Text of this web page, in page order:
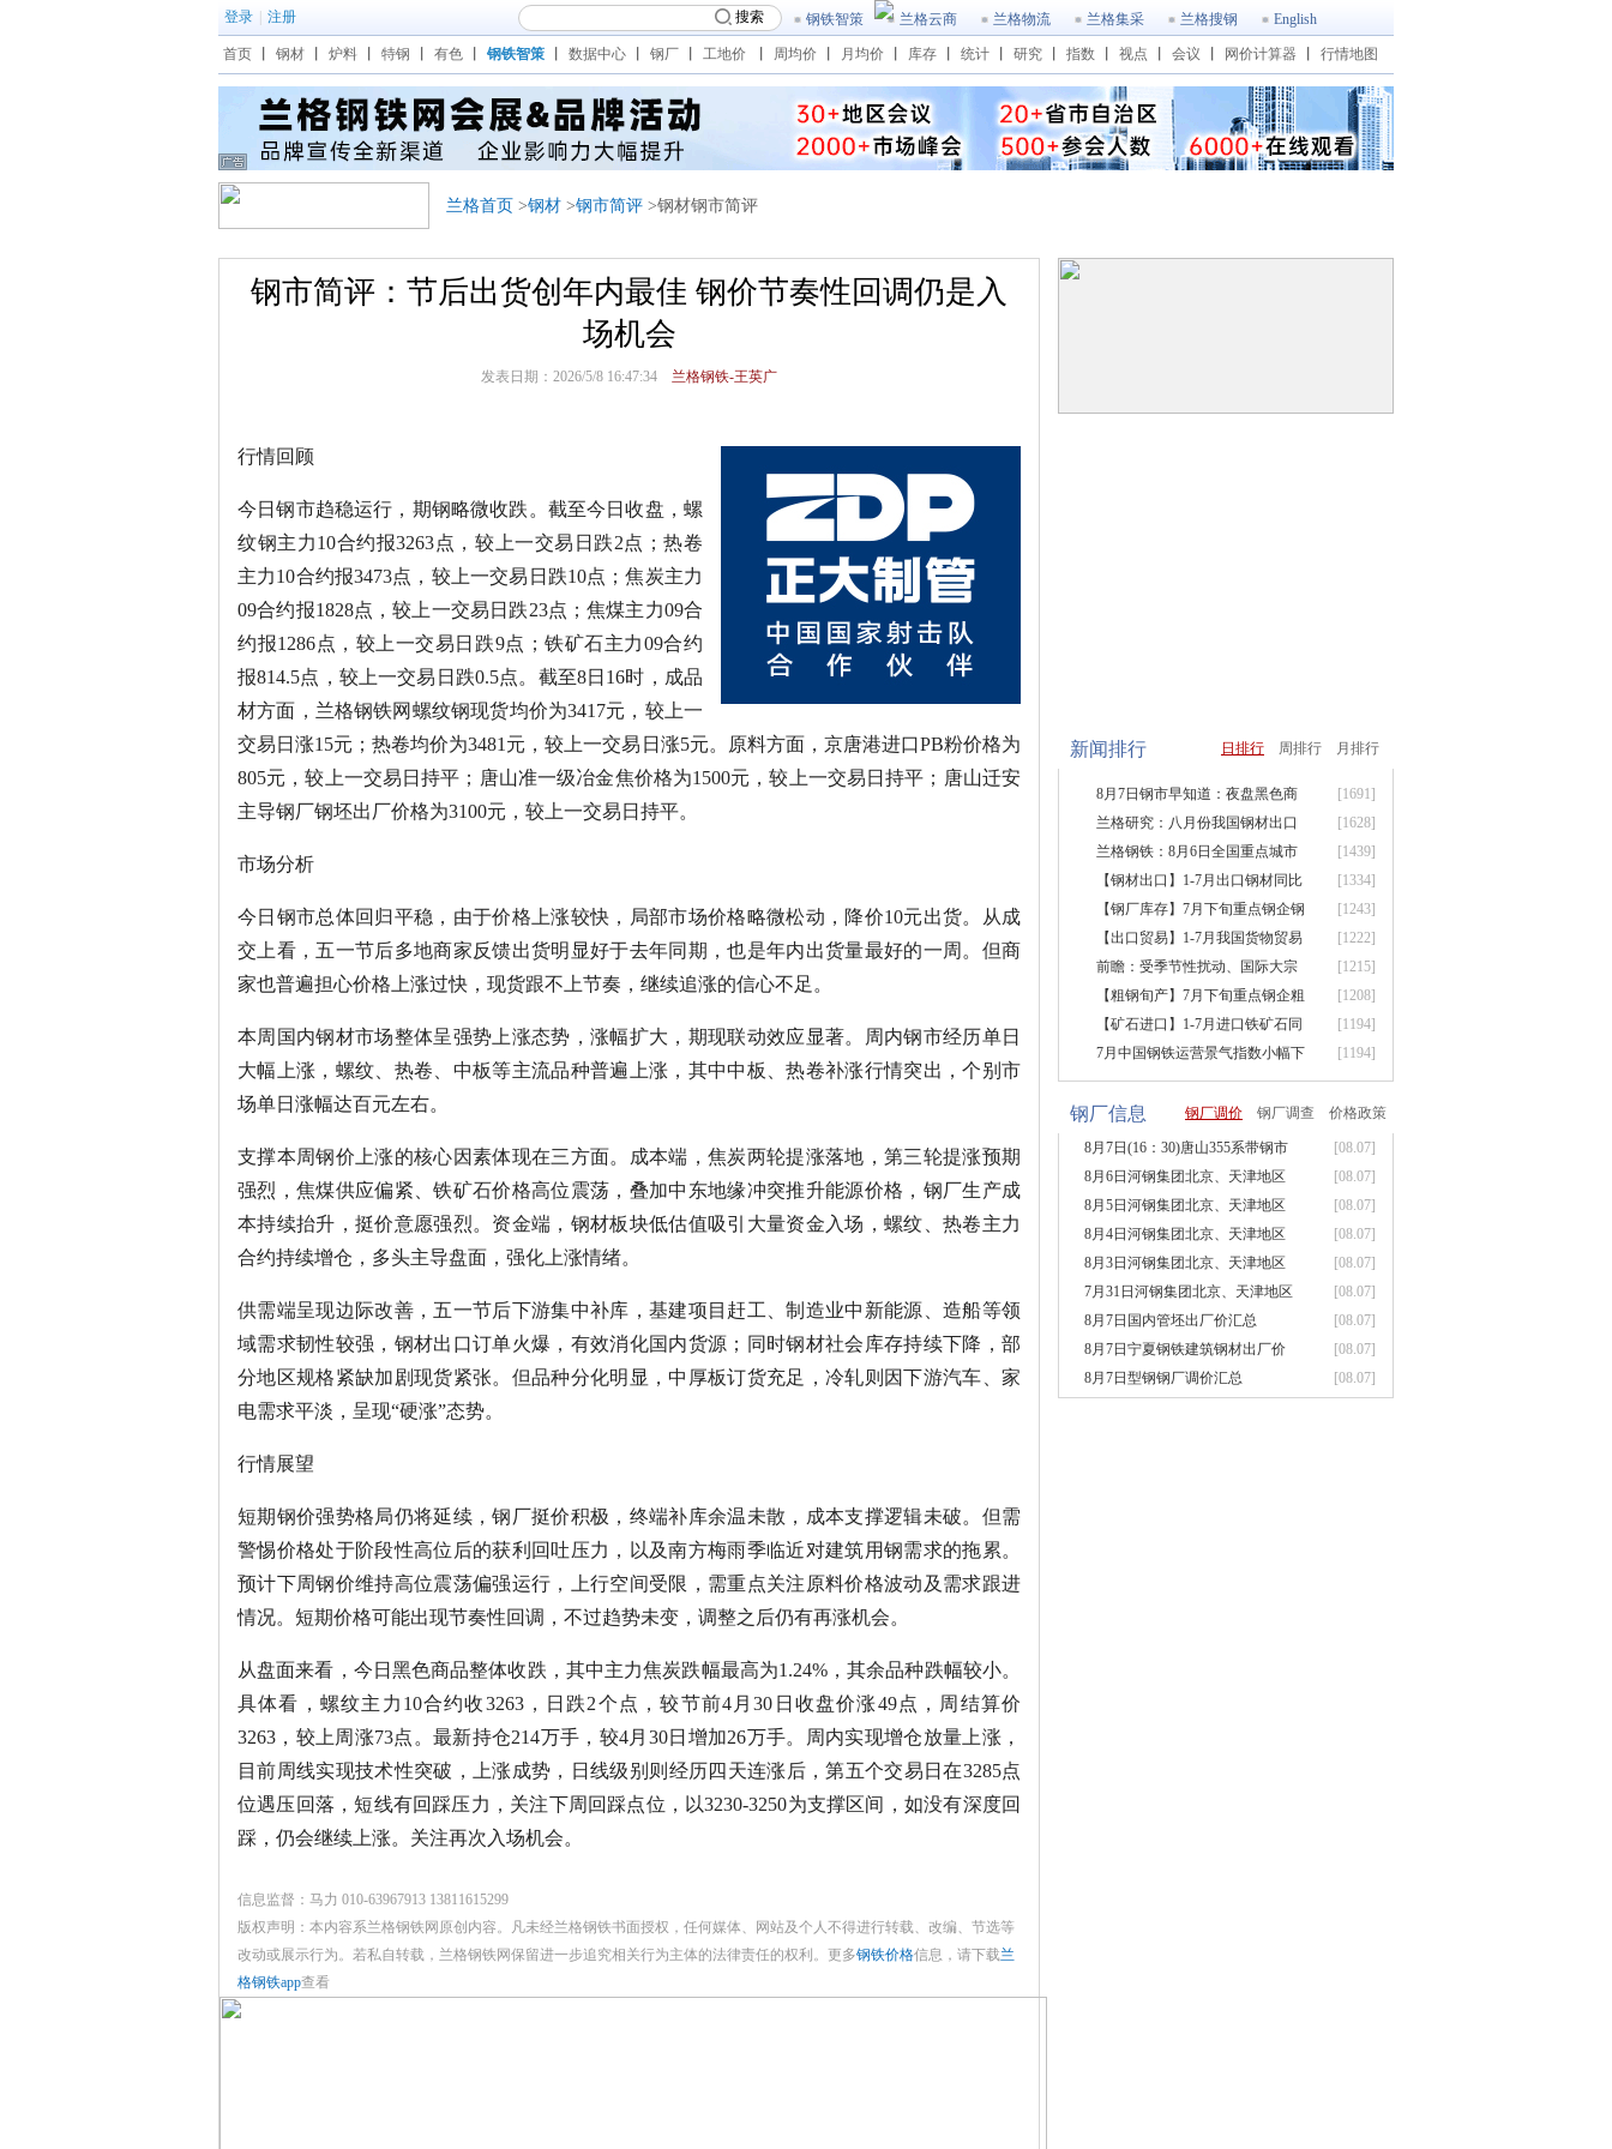
登录 注册 搜索 钢铁智策 兰格云商 兰格物流 兰格集采 兰格搜钢 English
首页 钢材 炉料 特钢 有色 钢铁智策 数据中心 钢厂 工地价 周均价 月均价 库存 统计 研究 指数 视点 会议 网价计算器 行情地图
兰格首页 >钢材 >钢市简评 >钢材钢市简评
钢市简评：节后出货创年内最佳 钢价节奏性回调仍是入
场机会
发表日期：2026/5/8 16:47:34 兰格钢铁-王英广
行情回顾
今日钢市趋稳运行，期钢略微收跌。截至今日收盘，螺
纹钢主力10合约报3263点，较上一交易日跌2点；热卷
主力10合约报3473点，较上一交易日跌10点；焦炭主力
09合约报1828点，较上一交易日跌23点；焦煤主力09合
约报1286点，较上一交易日跌9点；铁矿石主力09合约
报814.5点，较上一交易日跌0.5点。截至8日16时，成品
材方面，兰格钢铁网螺纹钢现货均价为3417元，较上一
交易日涨15元；热卷均价为3481元，较上一交易日涨5元。原料方面，京唐港进口PB粉价格为
805元，较上一交易日持平；唐山准一级冶金焦价格为1500元，较上一交易日持平；唐山迁安
主导钢厂钢坯出厂价格为3100元，较上一交易日持平。
市场分析
今日钢市总体回归平稳，由于价格上涨较快，局部市场价格略微松动，降价10元出货。从成
交上看，五一节后多地商家反馈出货明显好于去年同期，也是年内出货量最好的一周。但商
家也普遍担心价格上涨过快，现货跟不上节奏，继续追涨的信心不足。
本周国内钢材市场整体呈强势上涨态势，涨幅扩大，期现联动效应显著。周内钢市经历单日
大幅上涨，螺纹、热卷、中板等主流品种普遍上涨，其中中板、热卷补涨行情突出，个别市
场单日涨幅达百元左右。
支撑本周钢价上涨的核心因素体现在三方面。成本端，焦炭两轮提涨落地，第三轮提涨预期
强烈，焦煤供应偏紧、铁矿石价格高位震荡，叠加中东地缘冲突推升能源价格，钢厂生产成
本持续抬升，挺价意愿强烈。资金端，钢材板块低估值吸引大量资金入场，螺纹、热卷主力
合约持续增仓，多头主导盘面，强化上涨情绪。
供需端呈现边际改善，五一节后下游集中补库，基建项目赶工、制造业中新能源、造船等领
域需求韧性较强，钢材出口订单火爆，有效消化国内货源；同时钢材社会库存持续下降，部
分地区规格紧缺加剧现货紧张。但品种分化明显，中厚板订货充足，冷轧则因下游汽车、家
电需求平淡，呈现“硬涨”态势。
行情展望
短期钢价强势格局仍将延续，钢厂挺价积极，终端补库余温未散，成本支撑逻辑未破。但需
警惕价格处于阶段性高位后的获利回吐压力，以及南方梅雨季临近对建筑用钢需求的拖累。
预计下周钢价维持高位震荡偏强运行，上行空间受限，需重点关注原料价格波动及需求跟进
情况。短期价格可能出现节奏性回调，不过趋势未变，调整之后仍有再涨机会。
从盘面来看，今日黑色商品整体收跌，其中主力焦炭跌幅最高为1.24%，其余品种跌幅较小。
具体看，螺纹主力10合约收3263，日跌2个点，较节前4月30日收盘价涨49点，周结算价
3263，较上周涨73点。最新持仓214万手，较4月30日增加26万手。周内实现增仓放量上涨，
目前周线实现技术性突破，上涨成势，日线级别则经历四天连涨后，第五个交易日在3285点
位遇压回落，短线有回踩压力，关注下周回踩点位，以3230-3250为支撑区间，如没有深度回
踩，仍会继续上涨。关注再次入场机会。
信息监督：马力 010-63967913 13811615299
版权声明：本内容系兰格钢铁网原创内容。凡未经兰格钢铁书面授权，任何媒体、网站及个人不得进行转载、改编、节选等
改动或展示行为。若私自转载，兰格钢铁网保留进一步追究相关行为主体的法律责任的权利。更多钢铁价格信息，请下载兰
格钢铁app查看